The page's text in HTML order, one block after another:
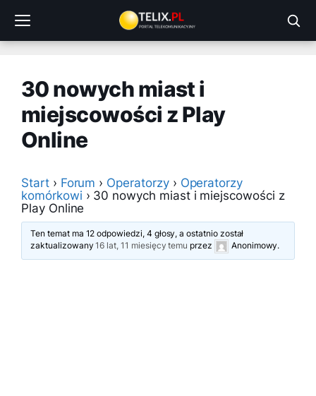
treści
30 nowych miast i
miejscowości z Play
Online
Start › Forum › Operatorzy › Operatorzy
komórkowi › 30 nowych miast i miejscowości z
Play Online
Ten temat ma 12 odpowiedzi, 4 głosy, a ostatnio został
zaktualizowany16 lat, 11 miesięcy temu przez Anonimowy.